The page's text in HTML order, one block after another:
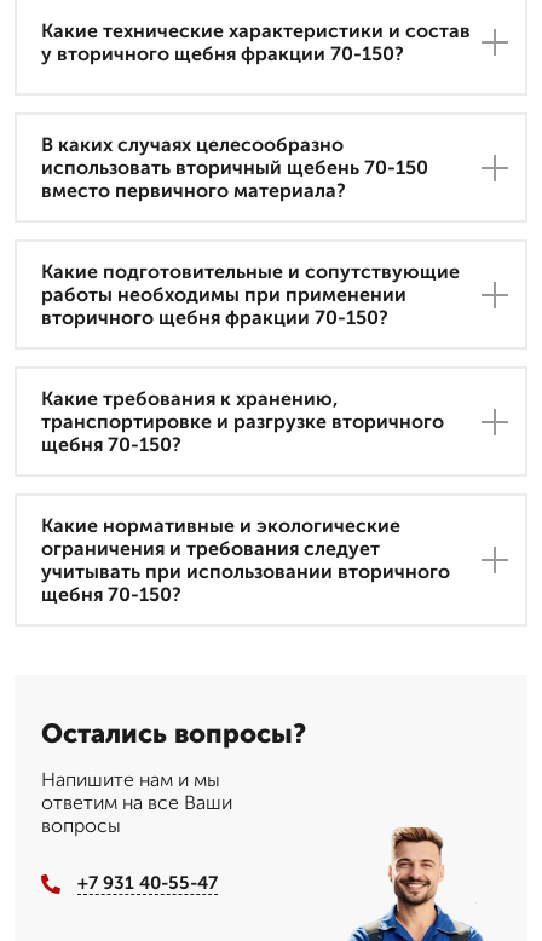
Какие технические характеристики и состав
у вторичного щебня фракции 70-150?
В каких случаях целесообразно
использовать вторичный щебень 70-150
вместо первичного материала?
Какие подготовительные и сопутствующие
работы необходимы при применении
вторичного щебня фракции 70-150?
Какие требования к хранению,
транспортировке и разгрузке вторичного
щебня 70-150?
Какие нормативные и экологические
ограничения и требования следует
учитывать при использовании вторичного
щебня 70-150?
Остались вопросы?
Напишите нам и мы
ответим на все Ваши
вопросы
+7 931 40-55-47